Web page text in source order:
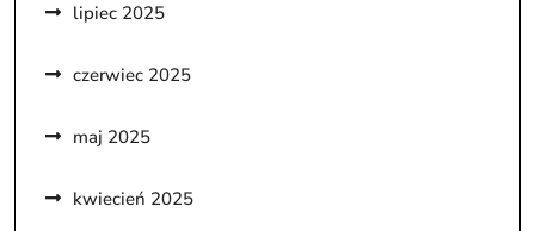
lipiec 2025
czerwiec 2025
maj 2025
kwiecień 2025